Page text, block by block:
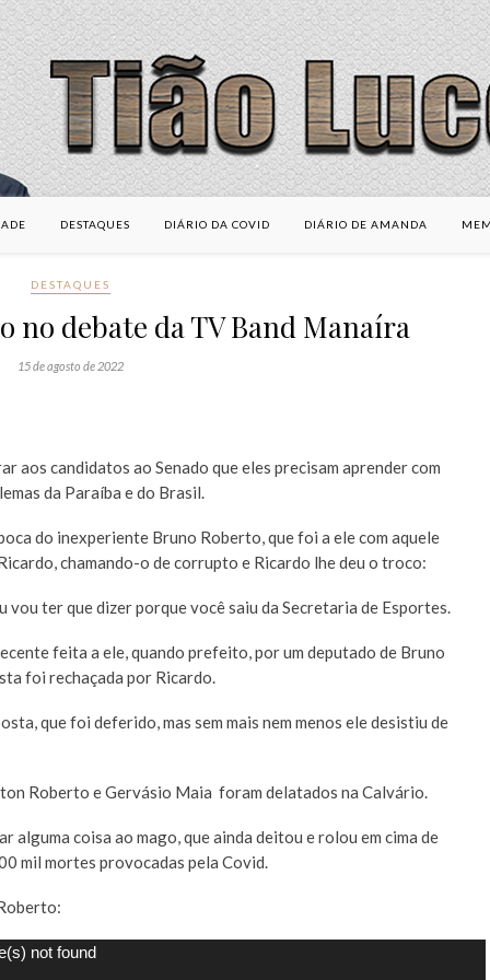
DESTAQUES DIÁRIO DA COVID DIÁRIO DE AMANDA
DESTAQUES
no debate da TV Band Manaíra
15 de agosto de 2022
aos candidatos ao Senado que eles precisam aprender com
da Paraíba e do Brasil.
do inexperiente Bruno Roberto, que foi a ele com aquele
chamando-o de corrupto e Ricardo lhe deu o troco:
vou ter que dizer porque você saiu da Secretaria de Esportes.
feita a ele, quando prefeito, por um deputado de Bruno
foi rechaçada por Ricardo.
que foi deferido, mas sem mais nem menos ele desistiu de
Roberto e Gervásio Maia foram delatados na Calvário.
alguma coisa ao mago, que ainda deitou e rolou em cima de
mil mortes provocadas pela Covid.
not found